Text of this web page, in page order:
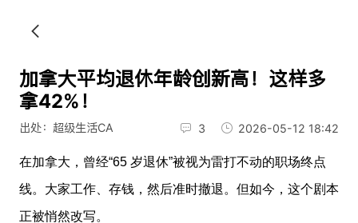
加拿大平均退休年龄创新高！这样多
拿42%！
出处：超级生活CA 3 2026-05-12 18:42
在加拿大，曾经“65 岁退休”被视为雷打不动的职场终点
线。大家工作、存钱，然后准时撤退。但如今，这个剧本
正被悄然改写。